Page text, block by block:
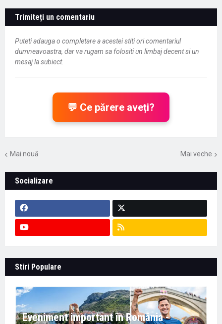
Trimiteți un comentariu
Puteti adauga o completare a acestei stiti ori comentariul
dumneavoastra, dar va rugam sa folositi un limbaj decent si un
mesaj la subiect.
💬 Ce părere aveți?
Mai nouă Mai veche
Socializare
Stiri Populare
Eveniment important în România -